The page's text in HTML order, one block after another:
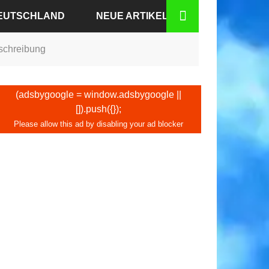
NEUE ARTIKEL
(adsbygoogle = window.adsbygoogle ||
[]).push({});